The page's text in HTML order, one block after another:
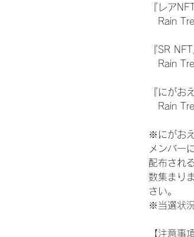
『レア
Rain
『SR
Rain
『にがお
Rain
※にがお
メンバー
配布され
数集まり
さい。
※当選状
【注意事項